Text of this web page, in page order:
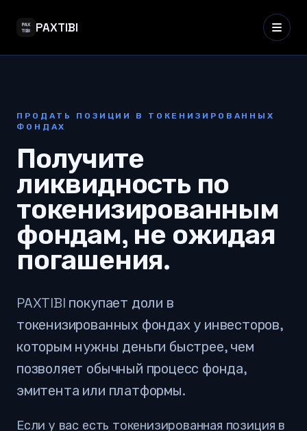
PAXTIBI
ПРОДАТЬ ПОЗИЦИИ В ТОКЕНИЗИРОВАННЫХ
ФОНДАХ
Получите
ликвидность по
токенизированным
фондам, не ожидая
погашения.
PAXTIBI покупает доли в
токенизированных фондах у инвесторов,
которым нужны деньги быстрее, чем
позволяет обычный процесс фонда,
эмитента или платформы.
Если у вас есть токенизированная позиция в